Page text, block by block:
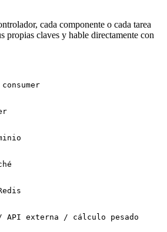
cada componente o cada tarea
propias claves y hable directamente con
API externa / cálculo pesado